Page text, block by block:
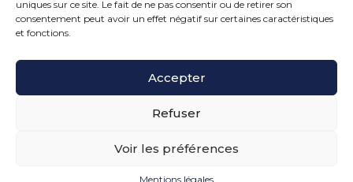
uniques sur ce site. Le fait de ne pas consentir ou de retirer son
consentement peut avoir un effet négatif sur certaines caractéristiques
et fonctions.
Accepter
Refuser
Voir les préférences
Mentions légales
15 rue de la Bonne Rencontre – 77860 Quincy
Voisins
PLAN DU SITE